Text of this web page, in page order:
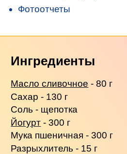
Фотоотчеты
Ингредиенты
Масло сливочное - 80 г
Сахар - 130 г
Соль - щепотка
Йогурт - 300 г
Мука пшеничная - 300 г
Разрыхлитель - 15 г